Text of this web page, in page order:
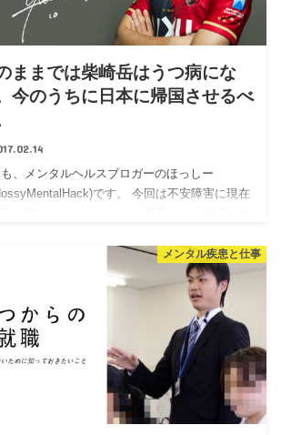
ままでは柴崎岳はうつ病にな
今のうちに日本に帰国させるべ
も、メンタルヘルスブロガーのほっしー
です。 今回は不安障害に現在
メンタル疾患と仕事